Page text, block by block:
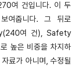
여 건입니다. 이 두
여줍니다. 그 뒤로
여 건), Safety
높은 비중을 차지하
료가 아니며, 수정될